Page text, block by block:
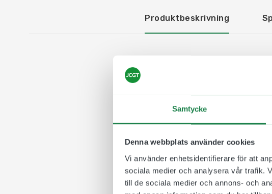
Samtycke
Denna webbplats använder cookies
Vi använder enhetsidentifierare för att
sociala medier och analysera vår trafik.
till de sociala medier och annons- och
Produktbeskrivning
Väggdekoren tillverkas i
video och pdf-format här ovan.
Dekoren levereras i hårda